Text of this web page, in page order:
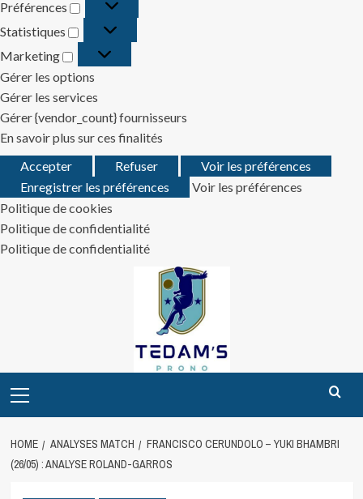
Préférences
Préférences
Statistiques
Statistiques
Marketing
Marketing
Gérer les options
Gérer les services
Gérer {vendor_count} fournisseurs
En savoir plus sur ces finalités
Accepter
Refuser
Voir les préférences
Enregistrer les préférences
Voir les préférences
Politique de cookies
Politique de confidentialité
Politique de confidentialité
Menu
HOME ANALYSES MATCH
FRANCISCO CERUNDOLO – YUKI BHAMBRI
(26/05) : ANALYSE ROLAND-GARROS